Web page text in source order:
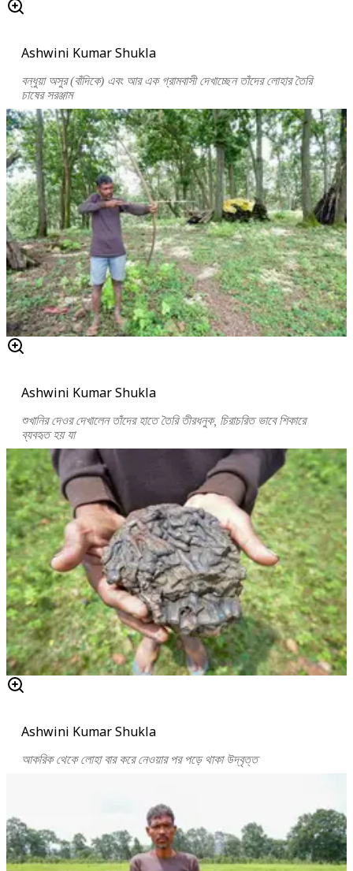
Ashwini Kumar Shukla
বন্ধুয়া অসুর (বাঁদিকে) এবং আর এক গ্রামবাসী দেখাচ্ছেন তাঁদের লোহার তৈরি
চাষের সরঞ্জাম
Ashwini Kumar Shukla
শুখানির দেওর দেখালেন তাঁদের হাতে তৈরি তীরধনুক, চিরাচরিত ভাবে শিকারে
ব্যবহৃত হয় যা
Ashwini Kumar Shukla
আকরিক থেকে লোহা বার করে নেওয়ার পর পড়ে থাকা উদ্বৃত্ত